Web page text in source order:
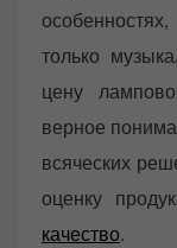
только
цену
верное
всяческих
оценку
качество.